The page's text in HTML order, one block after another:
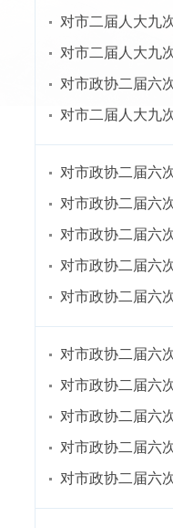
对市二届人大九
对市二届人大九
对市政协二届六
对市二届人大九
对市政协二届六
对市政协二届六
对市政协二届六
对市政协二届六
对市政协二届六
对市政协二届六
对市政协二届六
对市政协二届六
对市政协二届六
对市政协二届六